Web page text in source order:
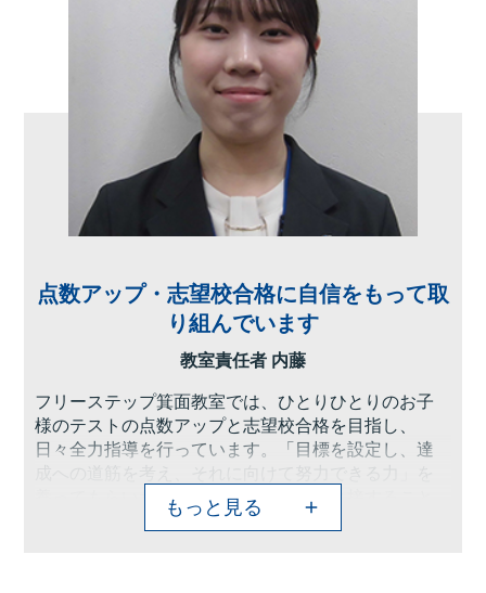
点数アップ・志望校合格に自信をもって取
り組んでいます
教室責任者 内藤
フリーステップ箕面教室では、ひとりひとりのお子
様のテストの点数アップと志望校合格を目指し、
日々全力指導を行っています。「目標を設定し、達
成への道筋を考え、それに向けて努力できる力」を
養ってもらいたいという想いで、生徒と接すること
をポリシーとしています。この力はその先の人生を
もっと見る